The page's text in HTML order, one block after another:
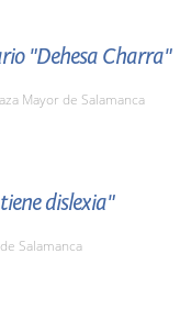
"Dehesa Charra"
Mayor de Salamanca
dislexia"
Salamanca